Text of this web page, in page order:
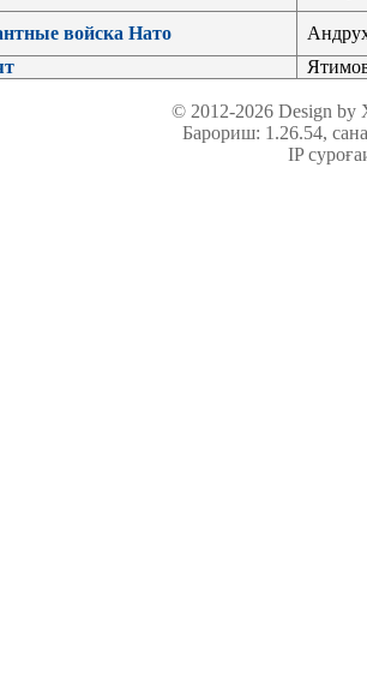
войска Нато
© 2012-2026 Design
Барориш: 1.26.54,
IP